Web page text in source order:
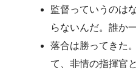
監督っていうのは
らないんだ。誰か
落合は勝ってきた
て、非情の指揮官